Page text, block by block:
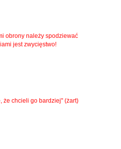
obrony należy spodziewać
jest zwycięstwo!
że chcieli go bardziej" (żart)